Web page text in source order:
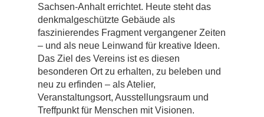
Sachsen-Anhalt errichtet. Heute steht das
denkmalgeschützte Gebäude als
faszinierendes Fragment vergangener Zeiten
– und als neue Leinwand für kreative Ideen.
Das Ziel des Vereins ist es diesen
besonderen Ort zu erhalten, zu beleben und
neu zu erfinden – als Atelier,
Veranstaltungsort, Ausstellungsraum und
Treffpunkt für Menschen mit Visionen.